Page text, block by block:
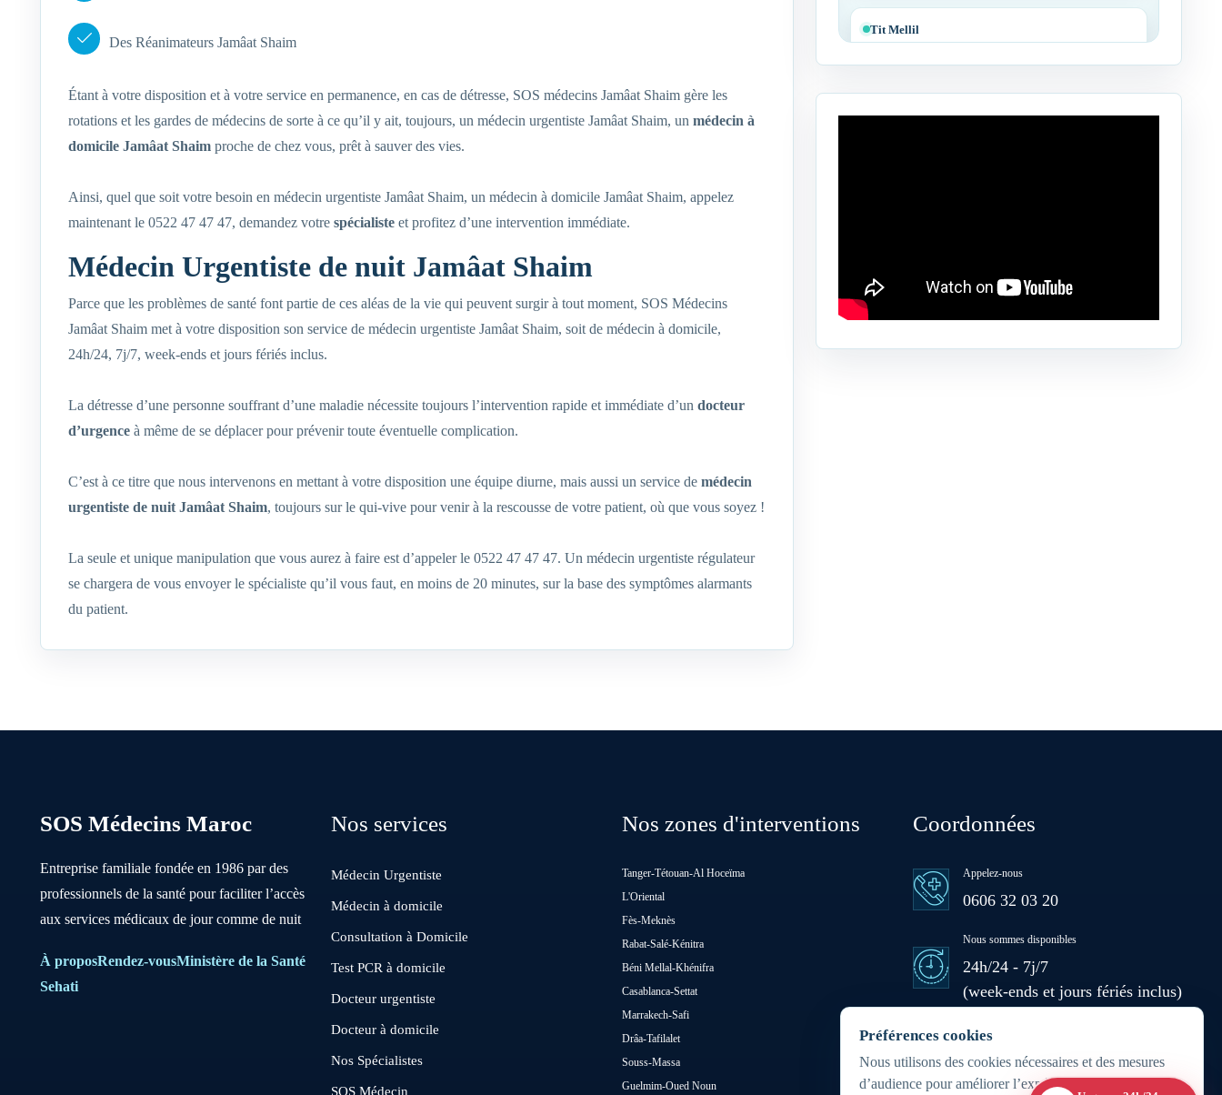
Préférences cookies
Nous utilisons des cookies nécessaires et des mesures
d’audience pour améliorer l’expérience du site.
Des Réanimateurs Jamâat Shaim
Étant à votre disposition et à votre service en permanence, en cas de détresse, SOS médecins Jamâat Shaim gère les
rotations et les gardes de médecins de sorte à ce qu’il y ait, toujours, un médecin urgentiste Jamâat Shaim, un médecin à
domicile Jamâat Shaim proche de chez vous, prêt à sauver des vies.
Ainsi, quel que soit votre besoin en médecin urgentiste Jamâat Shaim, un médecin à domicile Jamâat Shaim, appelez
maintenant le 0522 47 47 47, demandez votre spécialiste et profitez d’une intervention immédiate.
Médecin Urgentiste de nuit Jamâat Shaim
Parce que les problèmes de santé font partie de ces aléas de la vie qui peuvent surgir à tout moment, SOS Médecins
Jamâat Shaim met à votre disposition son service de médecin urgentiste Jamâat Shaim, soit de médecin à domicile,
24h/24, 7j/7, week-ends et jours fériés inclus.
La détresse d’une personne souffrant d’une maladie nécessite toujours l’intervention rapide et immédiate d’un docteur
d’urgence à même de se déplacer pour prévenir toute éventuelle complication.
C’est à ce titre que nous intervenons en mettant à votre disposition une équipe diurne, mais aussi un service de médecin
urgentiste de nuit Jamâat Shaim, toujours sur le qui-vive pour venir à la rescousse de votre patient, où que vous soyez !
La seule et unique manipulation que vous aurez à faire est d’appeler le 0522 47 47 47. Un médecin urgentiste régulateur
se chargera de vous envoyer le spécialiste qu’il vous faut, en moins de 20 minutes, sur la base des symptômes alarmants
du patient.
Tit Mellil
Khouribga
Oued Zem
SOS Médecins Maroc
Entreprise familiale fondée en 1986 par des
professionnels de la santé pour faciliter l’accès
aux services médicaux de jour comme de nuit
À proposRendez-vousMinistère de la Santé
Sehati
Nos services
Médecin Urgentiste
Médecin à domicile
Consultation à Domicile
Test PCR à domicile
Docteur urgentiste
Docteur à domicile
Nos Spécialistes
SOS Médecin
Nos zones d'interventions
Tanger-Tétouan-Al Hoceïma
L'Oriental
Fès-Meknès
Rabat-Salé-Kénitra
Béni Mellal-Khénifra
Casablanca-Settat
Marrakech-Safi
Drâa-Tafilalet
Souss-Massa
Guelmim-Oued Noun
Coordonnées
Appelez-nous
0606 32 03 20
Nous sommes disponibles
24h/24 - 7j/7
(week-ends et jours fériés inclus)
Zone d'intervention
Partout au Maroc 24h/7j